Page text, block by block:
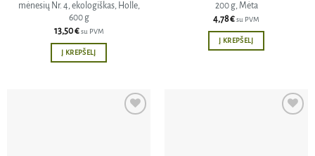
mėnesių Nr. 4, ekologiškas, Holle,
600 g
13,50€ su PVM
Į KREPŠELĮ
200 g, Mėta
4,78€su PVM
Į KREPŠELĮ